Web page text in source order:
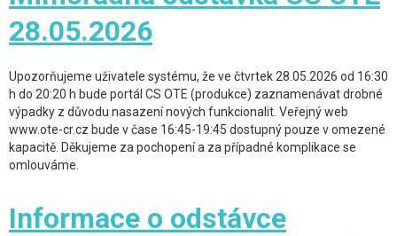
28.05.2026
Upozorňujeme uživatele systému, že ve čtvrtek 28.05.2026 od 16:30
h do 20:20 h bude portál CS OTE (produkce) zaznamenávat drobné
výpadky z důvodu nasazení nových funkcionalit. Veřejný web
www.ote-cr.cz bude v čase 16:45-19:45 dostupný pouze v omezené
kapacitě. Děkujeme za pochopení a za případné komplikace se
omlouváme.
Informace o odstávce